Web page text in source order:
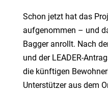
Schon jetzt hat das
aufgenommen – und
Bagger anrollt. Nach
und der LEADER-
die künftigen
Unterstützer aus dem